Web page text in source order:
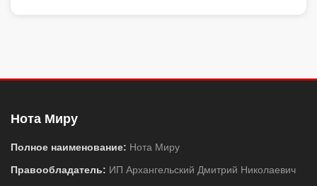
Нота Миру
Полное наименование: Нота Миру
Правообладатель: ИП Архангельский Дмитрий Николаевич